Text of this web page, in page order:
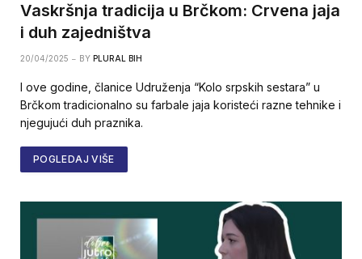
Vaskršnja tradicija u Brčkom: Crvena jaja
i duh zajedništva
20/04/2025 BY PLURAL BIH
I ove godine, članice Udruženja “Kolo srpskih sestara” u
Brčkom tradicionalno su farbale jaja koristeći razne tehnike i
njegujući duh praznika.
POGLEDAJ VIŠE